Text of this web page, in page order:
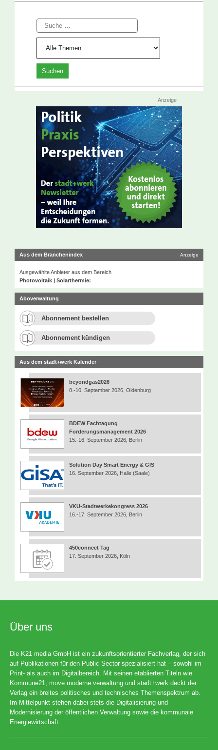
Suche
Anzeige
Aus dem Branchenindex Anzeige
Ausgewählte Anbieter aus dem Bereich
Photovoltaik | Solarthermie:
Aboverwaltung
Abonnement bestellen
Abonnement kündigen
Aus dem stadt+werk Kalender
beyondgas2026
8.-10. September 2026, Oldenburg
BDEW Fachtagung
Forderungsmanagement 2026
15.-16. September 2026, Berlin
Solution Day Smart Energy & GIS
16. September 2026, Halle (Saale)
VKU-Stadtwerkekongress 2026
16.-17. September 2026, Berlin
450connect Tag
17. September 2026, Köln
Über uns
Die K21 media GmbH ist ein zukunftsorientierter Fachverlag, der sich
auf Publikationen für den Public Sector spezialisiert hat – sowohl im
Print- als auch im Digitalbereich. Mit seinen etablierten Titeln wie
Kommune21, move moderne verwaltung und stadt+werk deckt der
Verlag ein breites politisches und technisches Themenspektrum ab.
Im Mittelpunkt stehen dabei stets die Digitalisierung und
Modernisierung der öffentlichen Verwaltung sowie die kommunale
Energiewirtschaft.